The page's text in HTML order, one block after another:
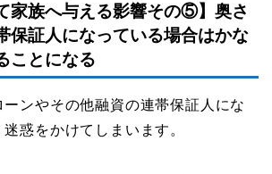
家族へ与える影響その⑤】奥さ
保証人になっている場合はかな
ことになる
ンやその他融資の連帯保証人にな
惑をかけてしまいます。